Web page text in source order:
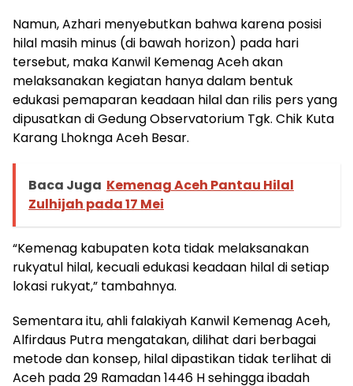
Namun, Azhari menyebutkan bahwa karena posisi
hilal masih minus (di bawah horizon) pada hari
tersebut, maka Kanwil Kemenag Aceh akan
melaksanakan kegiatan hanya dalam bentuk
edukasi pemaparan keadaan hilal dan rilis pers yang
dipusatkan di Gedung Observatorium Tgk. Chik Kuta
Karang Lhoknga Aceh Besar.
Baca Juga Kemenag Aceh Pantau Hilal
Zulhijah pada 17 Mei
“Kemenag kabupaten kota tidak melaksanakan
rukyatul hilal, kecuali edukasi keadaan hilal di setiap
lokasi rukyat,” tambahnya.
Sementara itu, ahli falakiyah Kanwil Kemenag Aceh,
Alfirdaus Putra mengatakan, dilihat dari berbagai
metode dan konsep, hilal dipastikan tidak terlihat di
Aceh pada 29 Ramadan 1446 H sehingga ibadah